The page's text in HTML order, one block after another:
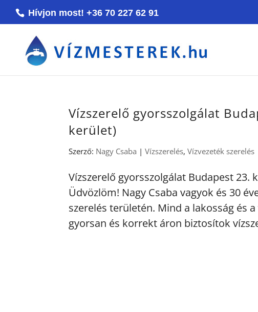
Hívjon most! +36 70 227 62 91
Vízszerelő gyorsszolgálat
kerület)
Szerző: Nagy Csaba |Vízszerelés,Vízvezeték szerelés
Vízszerelő gyorsszolgálat Budapest 23.
Üdvözlöm! Nagy Csaba vagyok és 30
szerelés területén. Mind a lakosság és
gyorsan és korrekt áron biztosítok